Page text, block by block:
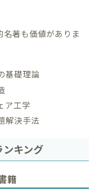
著も価値がありま
基礎理論
ア工学
解決手法
キング
籍